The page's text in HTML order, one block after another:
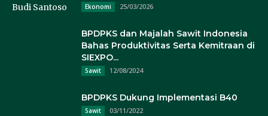
Ekonomi 25/03/2026
BPDPKS dan Majalah Sawit Indonesia
Bahas Produktivitas Serta Kemitraan di
SIEXPO...
Sawit 12/08/2024
BPDPKS Dukung Implementasi B40
Sawit 03/11/2022